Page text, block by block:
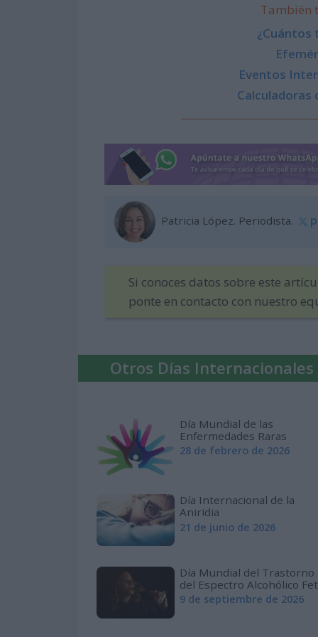
También
¿Cuántos
Eventos
Calculadoras
Patricia López. Periodista.
Si conoces datos sobre este
ponte en contacto con nuestro
Otros Días
Día Mundial de las
Enfermedades Raras
28 de febrero de 2026
Día Internacional de la
Aniridia
21 de junio de 2026
Día Mundial del Trastorno
del Espectro Alcohólico
9 de septiembre de 2026